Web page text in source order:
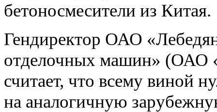
бетоносмесители из Китая.
Гендиректор ОАО
отделочных машин»
считает, что всему виной
на аналогичную